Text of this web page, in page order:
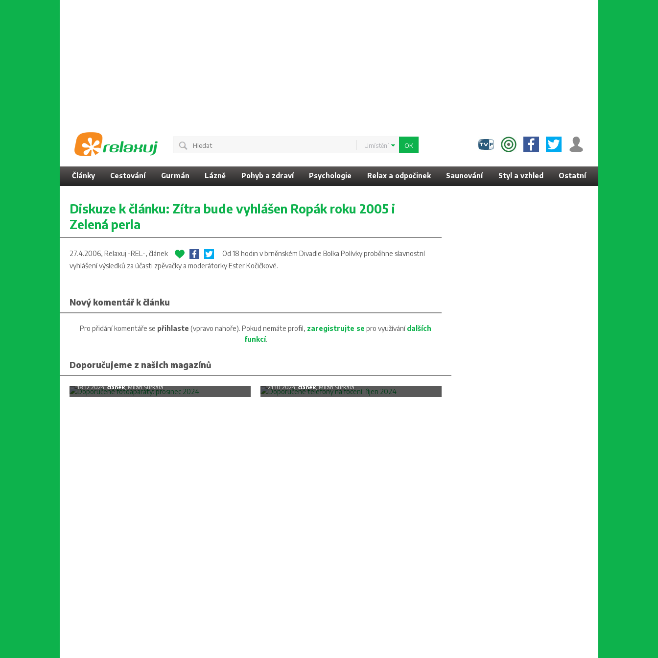
Umístění
Články Cestování Gurmán Lázně Pohyb a zdraví Psychologie Relax a odpočinek Saunování Styl a vzhled Ostatní
Diskuze k článku: Zítra bude vyhlášen Ropák roku 2005 i
Zelená perla
27.4.2006, Relaxuj -REL-, článek
Od 18 hodin v brněnském Divadle Bolka Polívky proběhne slavnostní
vyhlášení výsledků za účasti zpěvačky a moderátorky Ester Kočičkové.
Nový komentář k článku
Pro přidání komentáře se přihlaste (vpravo nahoře). Pokud nemáte profil, zaregistrujte se pro využívánídalších
funkcí.
Doporučujeme z našich magazínů
Doporučené fotoaparáty: prosinec
2024
18.12.2024,článek, Milan Šurkala
2024
21.10.2024,článek, Milan Šurkala